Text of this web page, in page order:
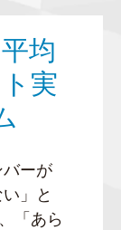
均
実
バーが
」と
「あら